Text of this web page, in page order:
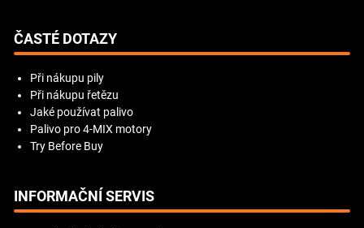
ČASTÉ DOTAZY
Při nákupu pily
Při nákupu řetězu
Jaké používat palivo
Palivo pro 4-MIX motory
Try Before Buy
INFORMAČNÍ SERVIS